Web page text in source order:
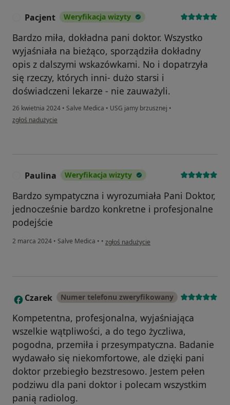
Pacjent Weryfikacja wizyty
Bardzo miła, dokładna pani doktor. Wszystko
wyjaśniała na bieżąco, sporządziła dokładny
opis z dalszymi wskazówkami. No i dopatrzyła
się rzeczy, których inni- dużo starsi i
doświadczeni lekarze - nie zauważyli.
26 kwietnia 2024 • Salve Medica • USG jamy brzusznej •
w opinii użytkownika Pacjent
zgłoś nadużycie
Paulina Weryfikacja wizyty
Bardzo sympatyczna i wyrozumiała Pani Doktor,
jednocześnie bardzo konkretne i profesjonalne
podejście
2 marca 2024 • Salve Medica • • w opinii użytkownika Paulina
zgłoś nadużycie
C Czarek Numer telefonu zweryfikowany
Kompetentna, profesjonalna, wyjaśniająca
wszelkie wątpliwości, a do tego życzliwa,
pogodna, przemiła i przesympatyczna. Badanie
wydawało się niekomfortowe, ale dzięki pani
doktor przebiegło bezstresowo. Jestem pełen
podziwu dla pani doktor i polecam wszystkim
panią radiolog.